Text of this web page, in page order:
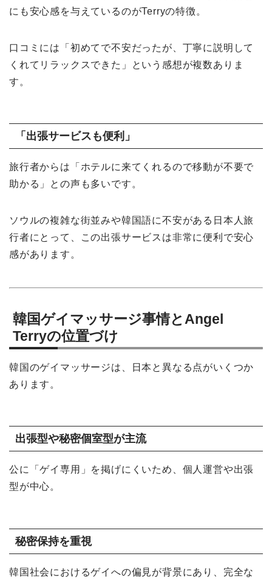
にも安心感を与えているのがTerryの特徴。
口コミには「初めてで不安だったが、丁寧に説明して
くれてリラックスできた」という感想が複数ありま
す。
「出張サービスも便利」
旅行者からは「ホテルに来てくれるので移動が不要で
助かる」との声も多いです。
ソウルの複雑な街並みや韓国語に不安がある日本人旅
行者にとって、この出張サービスは非常に便利で安心
感があります。
韓国ゲイマッサージ事情とAngel
Terryの位置づけ
韓国のゲイマッサージは、日本と異なる点がいくつか
あります。
出張型や秘密個室型が主流
公に「ゲイ専用」を掲げにくいため、個人運営や出張
型が中心。
秘密保持を重視
韓国社会におけるゲイへの偏見が背景にあり、完全な